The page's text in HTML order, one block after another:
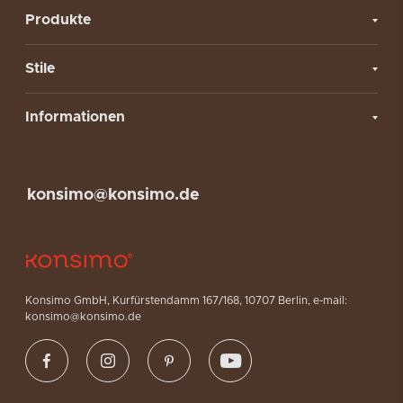
Polnisches dekoratives Glas
Polnisches dekoratives Glas ist eine Art handgefertigter
Glaswaren, die seit Jahrhunderten in Polen beliebt sind. Die
Produktpalette wird seit vielen Jahren hergestellt und umfasst
Stil und Ästhetik verleihen werden. Gebrauchsglas kann auf
vielfältige Weise verwendet werden und ist für verschiedene
Hause haben.
Online-Shop für
Gebrauchsglas – Gläser,
Weingläser und Karaffen
Produkte
Stile
Informationen
Konsimo GmbH, Kurfürstendamm 167/168, 10707 Berlin, e-mail:
konsimo@konsimo.de
konsimo@konsimo.de